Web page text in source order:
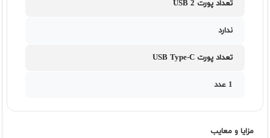
تعداد پورت USB 2
ندارد
تعداد پورت USB Type-C
1 عدد
مزایا و معایب